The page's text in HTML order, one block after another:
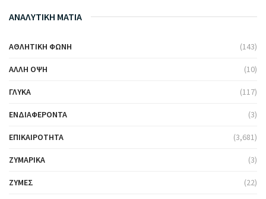
ΑΝΑΛΥΤΙΚΗ ΜΑΤΙΑ
ΑΘΛΗΤΙΚΉ ΦΩΝΉ (143)
ΆΛΛΗ ΌΨΗ (10)
ΓΛΥΚΆ (117)
ΕΝΔΙΑΦΈΡΟΝΤΑ (3)
ΕΠΙΚΑΙΡΌΤΗΤΑ (3,681)
ΖΥΜΑΡΙΚΆ (3)
ΖΎΜΕΣ (22)